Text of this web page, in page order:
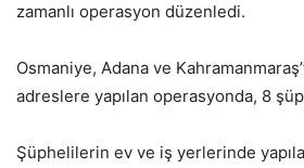
zamanlı operasyon düzenledi.
Osmaniye, Adana ve
adreslere yapılan operasyonda, 8
Şüphelilerin ev ve iş yerlerinde